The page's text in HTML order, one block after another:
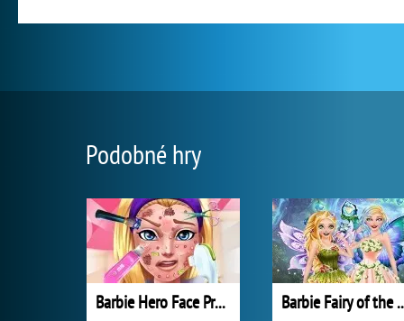
Podobné hry
Barbie Hero Face Problem Barbie